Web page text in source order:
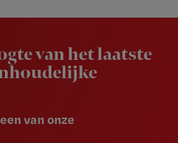
van het laatste
van onze